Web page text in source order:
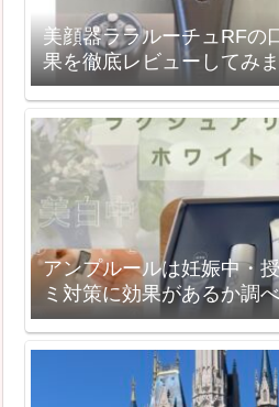
美顔器ララルーチュRFの
果を徹底レビューしてみ
アンプルールは妊娠中・
ミ対策に効果があるか調
た。トライアルキットで
証してみた